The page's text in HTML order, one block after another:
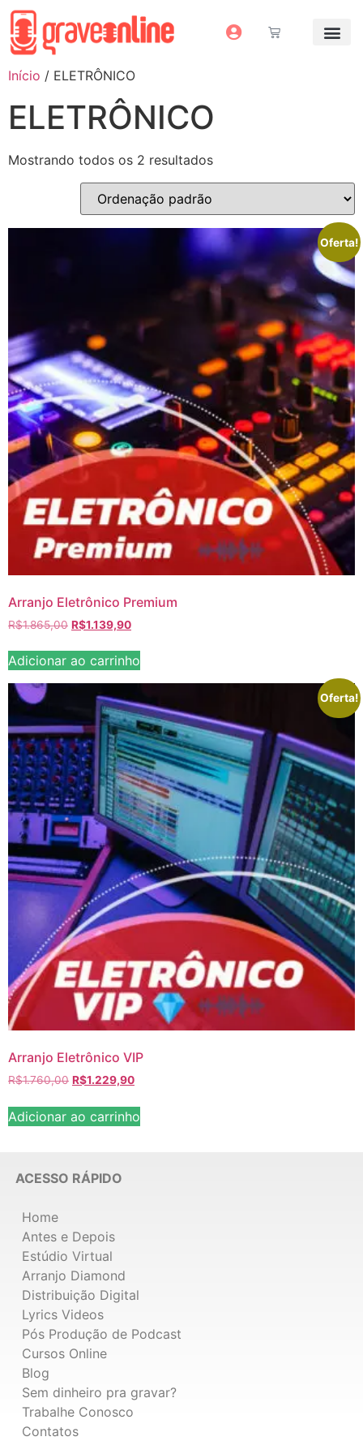
Início / ELETRÔNICO
ELETRÔNICO
Mostrando todos os 2 resultados
Oferta!
Arranjo Eletrônico Premium
R$1.865,00 R$1.139,90
Adicionar ao carrinho
Oferta!
Arranjo Eletrônico VIP
R$1.760,00 R$1.229,90
Adicionar ao carrinho
ACESSO RÁPIDO
Home
Antes e Depois
Estúdio Virtual
Arranjo Diamond
Distribuição Digital
Lyrics Videos
Pós Produção de Podcast
Cursos Online
Blog
Sem dinheiro pra gravar?
Trabalhe Conosco
Contatos